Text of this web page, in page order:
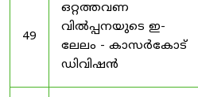
49
ഒറ്റത്തവണ
വിൽപ്പനയുടെ ഇ-
ലേലം - കാസർകോട്
ഡിവിഷൻ